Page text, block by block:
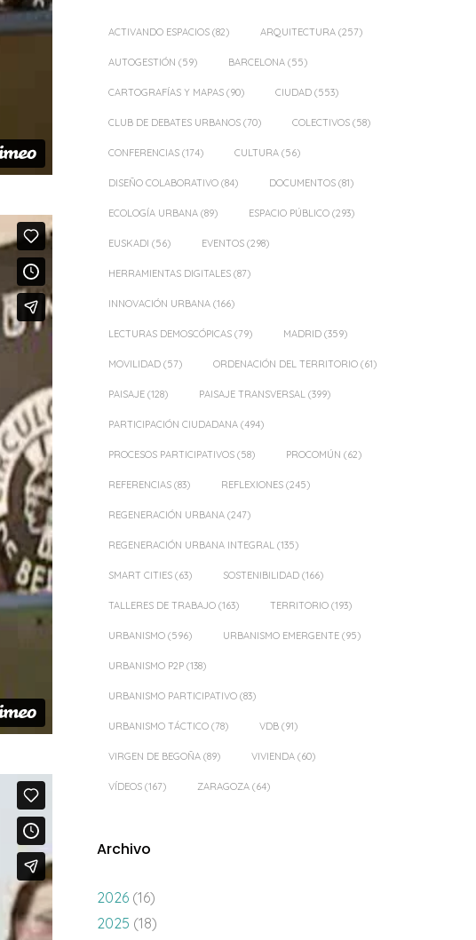
ACTIVANDO ESPACIOS (82) ARQUITECTURA (257)
AUTOGESTIÓN (59) BARCELONA (55)
CARTOGRAFÍAS Y MAPAS (90) CIUDAD (553)
CLUB DE DEBATES URBANOS (70) COLECTIVOS (58)
CONFERENCIAS (174) CULTURA (56)
DISEÑO COLABORATIVO (84) DOCUMENTOS (81)
ECOLOGÍA URBANA (89) ESPACIO PÚBLICO (293)
EUSKADI (56) EVENTOS (298)
HERRAMIENTAS DIGITALES (87)
INNOVACIÓN URBANA (166)
LECTURAS DEMOSCÓPICAS (79) MADRID (359)
MOVILIDAD (57) ORDENACIÓN DEL TERRITORIO (61)
PAISAJE (128) PAISAJE TRANSVERSAL (399)
PARTICIPACIÓN CIUDADANA (494)
PROCESOS PARTICIPATIVOS (58) PROCOMÚN (62)
REFERENCIAS (83) REFLEXIONES (245)
REGENERACIÓN URBANA (247)
REGENERACIÓN URBANA INTEGRAL (135)
SMART CITIES (63) SOSTENIBILIDAD (166)
TALLERES DE TRABAJO (163) TERRITORIO (193)
URBANISMO (596) URBANISMO EMERGENTE (95)
URBANISMO P2P (138)
URBANISMO PARTICIPATIVO (83)
URBANISMO TÁCTICO (78) VDB (91)
VIRGEN DE BEGOÑA (89) VIVIENDA (60)
VÍDEOS (167) ZARAGOZA (64)
Archivo
2026 (16)
2025 (18)